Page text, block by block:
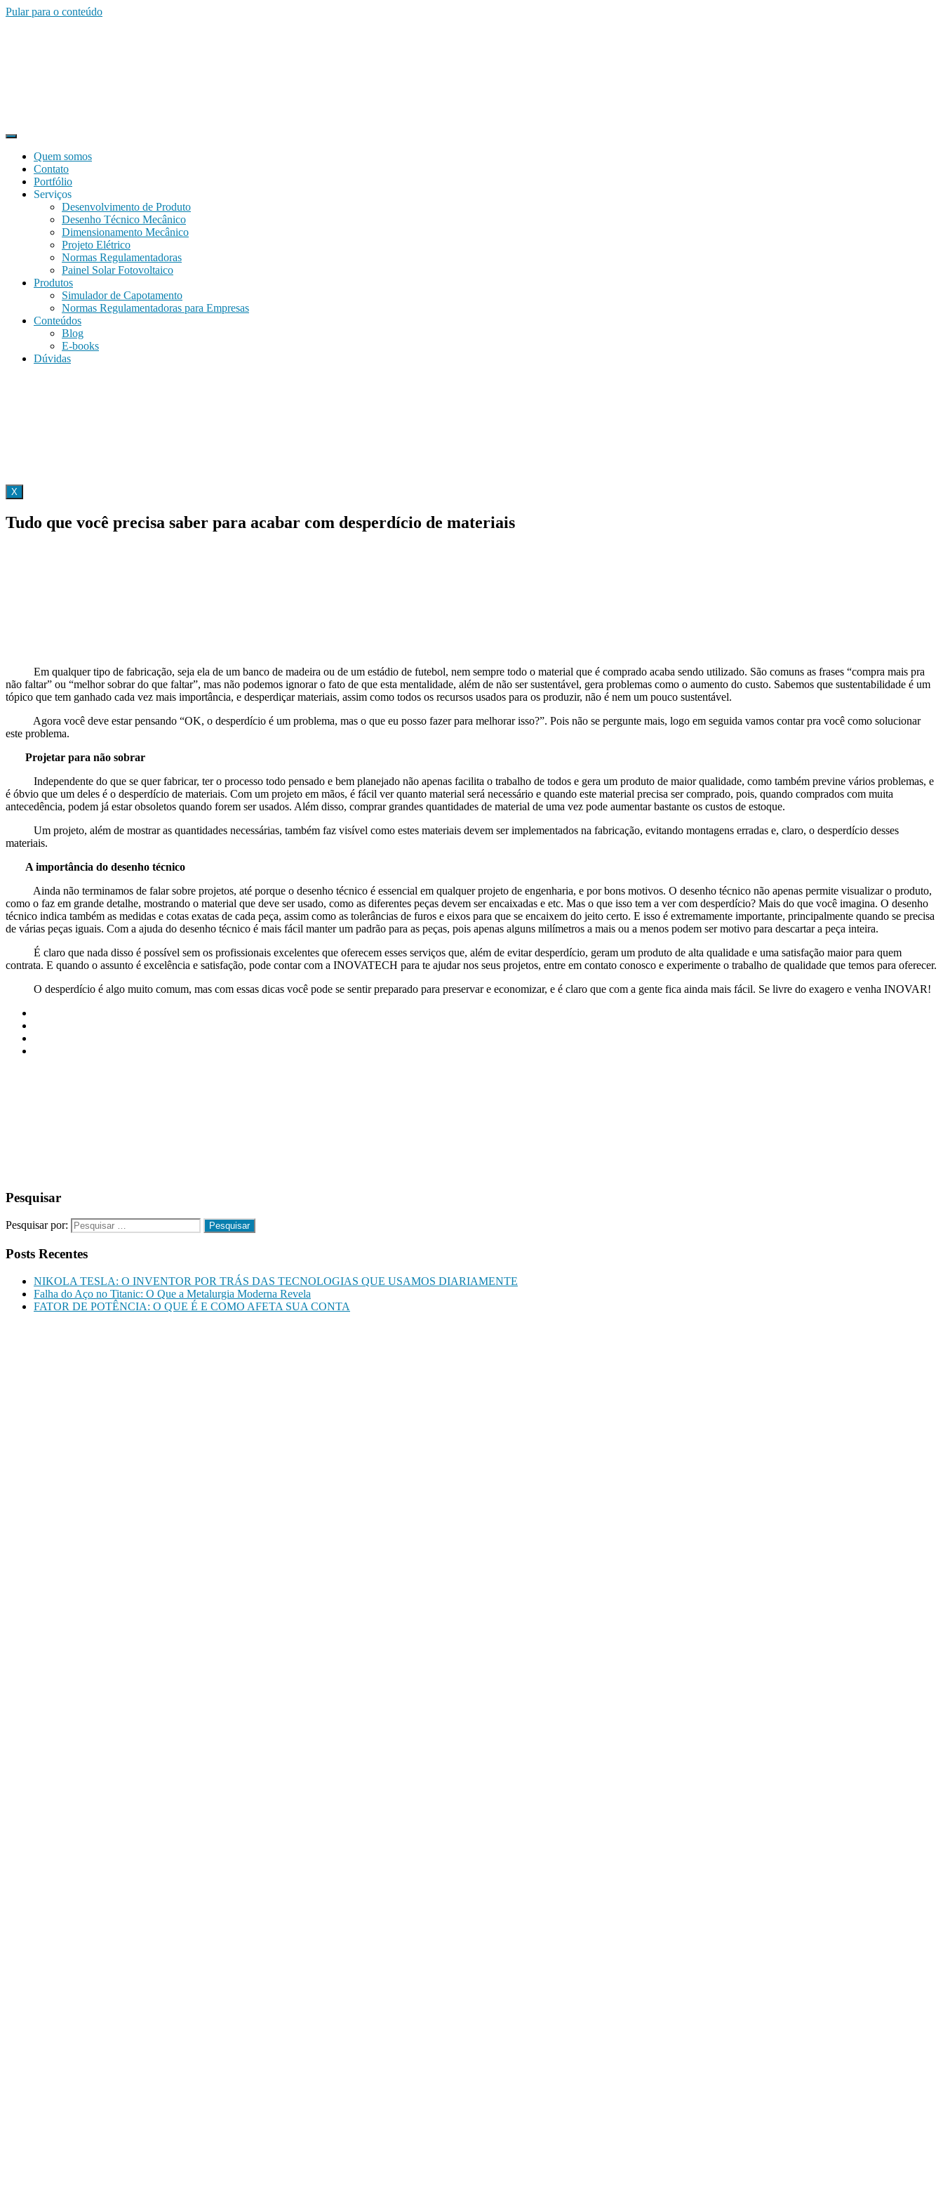
Pular para o conteúdo
Quem somos
Contato
Portfólio
Serviços
Desenvolvimento de Produto
Desenho Técnico Mecânico
Dimensionamento Mecânico
Projeto Elétrico
Normas Regulamentadoras
Painel Solar Fotovoltaico
Produtos
Simulador de Capotamento
Normas Regulamentadoras para Empresas
Conteúdos
Blog
E-books
Dúvidas
X
Tudo que você precisa saber para acabar com desperdício de materiais
Em qualquer tipo de fabricação, seja ela de um banco de madeira ou de um estádio de futebol, nem sempre todo o material que é comprado acaba sendo utilizado. São comuns as frases “compra mais pra
não faltar” ou “melhor sobrar do que faltar”, mas não podemos ignorar o fato de que esta mentalidade, além de não ser sustentável, gera problemas como o aumento do custo. Sabemos que sustentabilidade é um
tópico que tem ganhado cada vez mais importância, e desperdiçar materiais, assim como todos os recursos usados para os produzir, não é nem um pouco sustentável.
Agora você deve estar pensando “OK, o desperdício é um problema, mas o que eu posso fazer para melhorar isso?”. Pois não se pergunte mais, logo em seguida vamos contar pra você como solucionar
este problema.
Projetar para não sobrar
Independente do que se quer fabricar, ter o processo todo pensado e bem planejado não apenas facilita o trabalho de todos e gera um produto de maior qualidade, como também previne vários problemas, e
é óbvio que um deles é o desperdício de materiais. Com um projeto em mãos, é fácil ver quanto material será necessário e quando este material precisa ser comprado, pois, quando comprados com muita
antecedência, podem já estar obsoletos quando forem ser usados. Além disso, comprar grandes quantidades de material de uma vez pode aumentar bastante os custos de estoque.
Um projeto, além de mostrar as quantidades necessárias, também faz visível como estes materiais devem ser implementados na fabricação, evitando montagens erradas e, claro, o desperdício desses
materiais.
A importância do desenho técnico
Ainda não terminamos de falar sobre projetos, até porque o desenho técnico é essencial em qualquer projeto de engenharia, e por bons motivos. O desenho técnico não apenas permite visualizar o produto,
como o faz em grande detalhe, mostrando o material que deve ser usado, como as diferentes peças devem ser encaixadas e etc. Mas o que isso tem a ver com desperdício? Mais do que você imagina. O desenho
técnico indica também as medidas e cotas exatas de cada peça, assim como as tolerâncias de furos e eixos para que se encaixem do jeito certo. E isso é extremamente importante, principalmente quando se precisa
de várias peças iguais. Com a ajuda do desenho técnico é mais fácil manter um padrão para as peças, pois apenas alguns milímetros a mais ou a menos podem ser motivo para descartar a peça inteira.
É claro que nada disso é possível sem os profissionais excelentes que oferecem esses serviços que, além de evitar desperdício, geram um produto de alta qualidade e uma satisfação maior para quem
contrata. E quando o assunto é excelência e satisfação, pode contar com a INOVATECH para te ajudar nos seus projetos, entre em contato conosco e experimente o trabalho de qualidade que temos para oferecer.
O desperdício é algo muito comum, mas com essas dicas você pode se sentir preparado para preservar e economizar, e é claro que com a gente fica ainda mais fácil. Se livre do exagero e venha INOVAR!
Pesquisar
Pesquisar por:
Posts Recentes
NIKOLA TESLA: O INVENTOR POR TRÁS DAS TECNOLOGIAS QUE USAMOS DIARIAMENTE
Falha do Aço no Titanic: O Que a Metalurgia Moderna Revela
FATOR DE POTÊNCIA: O QUE É E COMO AFETA SUA CONTA